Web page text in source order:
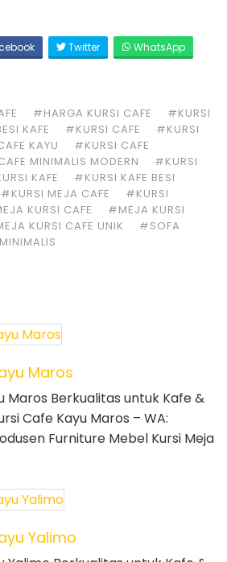
Twitter
WhatsApp
#HARGA KURSI CAFE
#KURSI
KAFE #KURSI CAFE
#KURSI
KAYU
#KURSI CAFE
MINIMALIS MODERN
#KURSI
KAFE
#KURSI KAFE BESI
#KURSI MEJA CAFE
#KURSI
KURSI CAFE
#MEJA KURSI
KURSI CAFE UNIK
#SOFA
Maros
Maros Berkualitas untuk Kafe &
Cafe Kayu Maros – WA:
Furniture Mebel Kursi Meja
Yalimo